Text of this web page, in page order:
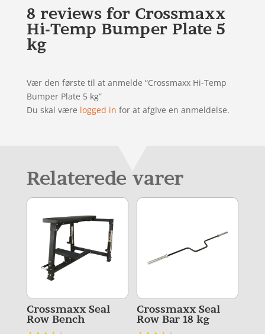
8 reviews for Crossmaxx
Hi-Temp Bumper Plate 5
kg
Vær den første til at anmelde “Crossmaxx Hi-Temp
Bumper Plate 5 kg”
Du skal være logged in for at afgive en anmeldelse.
Relaterede varer
Crossmaxx Seal
Row Bench
Crossmaxx Seal
Row Bar 18 kg